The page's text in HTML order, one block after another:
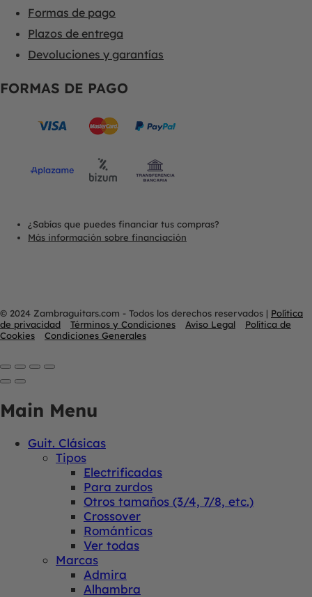
Formas de pago
Plazos de entrega
Devoluciones y garantías
FORMAS DE PAGO
¿Sabías que puedes financiar tus compras?
Más información sobre financiación
© 2024 Zambraguitars.com - Todos los derechos reservados | Política
de privacidad
Términos y Condiciones Aviso Legal
Política de
Cookies
Condiciones Generales
Main Menu
Guit. Clásicas
Tipos
Electrificadas
Para zurdos
Otros tamaños (3/4, 7/8, etc.)
Crossover
Románticas
Ver todas
Marcas
Admira
Alhambra